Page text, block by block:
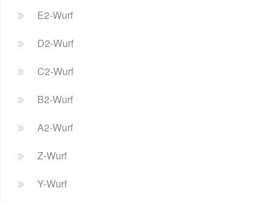
E2-Wurf
D2-Wurf
C2-Wurf
B2-Wurf
A2-Wurf
Z-Wurf
Y-Wurf